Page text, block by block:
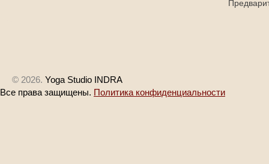
© 2026. Yoga Studio INDRA
Все права защищены. Политика конфиденциальности